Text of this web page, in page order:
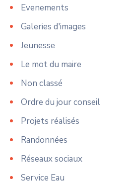
Evenements
Galeries d'images
Jeunesse
Le mot du maire
Non classé
Ordre du jour conseil
Projets réalisés
Randonnées
Réseaux sociaux
Service Eau